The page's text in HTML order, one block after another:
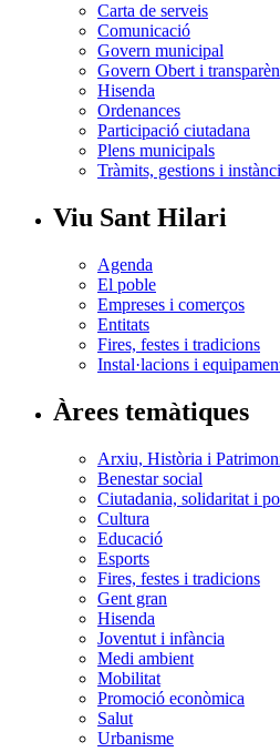
Carta de serveis
Comunicació
Govern municipal
Govern Obert i
Hisenda
Ordenances
Participació ciutadana
Plens municipals
Tràmits, gestions i
Viu Sant Hilari
Agenda
El poble
Empreses i comerços
Entitats
Fires, festes i tradicions
Instal·lacions i
Àrees temàtiques
Arxiu, Història i
Benestar social
Ciutadania, solidaritat i
Cultura
Educació
Esports
Fires, festes i tradicions
Gent gran
Hisenda
Joventut i infància
Medi ambient
Mobilitat
Promoció econòmica
Salut
Urbanisme